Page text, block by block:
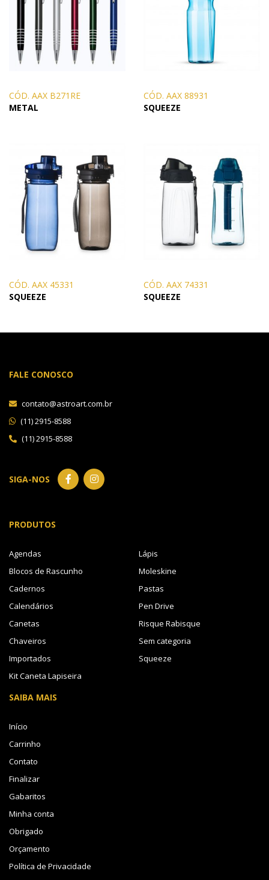
CÓD. AAX B271RE
METAL
CÓD. AAX 88931
SQUEEZE
CÓD. AAX 45331
SQUEEZE
CÓD. AAX 74331
SQUEEZE
FALE CONOSCO
contato@astroart.com.br
(11) 2915-8588
(11) 2915-8588
SIGA-NOS
PRODUTOS
Agendas
Blocos de Rascunho
Cadernos
Calendários
Canetas
Chaveiros
Importados
Kit Caneta Lapiseira
Lápis
Moleskine
Pastas
Pen Drive
Risque Rabisque
Sem categoria
Squeeze
SAIBA MAIS
Início
Carrinho
Contato
Finalizar
Gabaritos
Minha conta
Obrigado
Orçamento
Política de Privacidade